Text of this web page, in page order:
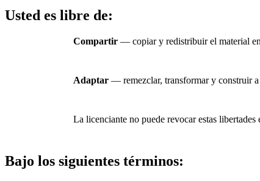
Usted es libre de:
Compartir — copiar y redistribuir el material
Adaptar — remezclar, transformar y construir
La licenciante no puede revocar estas
Bajo los siguientes términos: